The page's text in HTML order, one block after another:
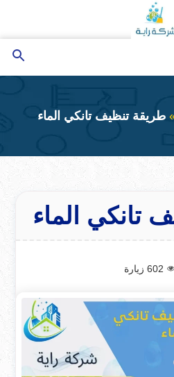
طريقة تنظيف تانكي الماء
تانكي الماء
602 زيارة